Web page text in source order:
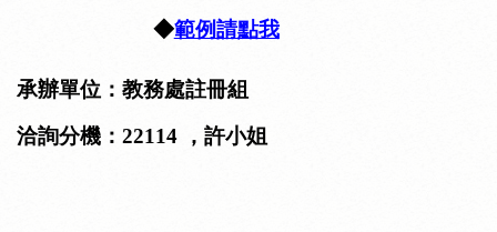
◆範例請點我
承辦單位：教務處註冊組
洽詢分機： 22114 ，許小姐